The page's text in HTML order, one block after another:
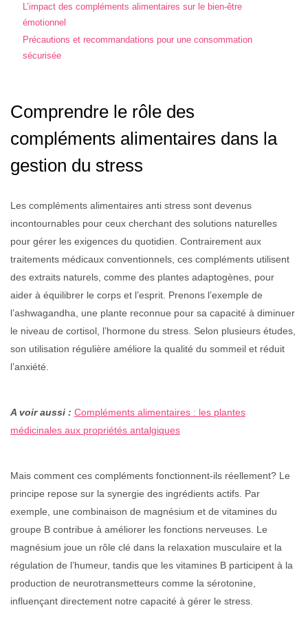
L’impact des compléments alimentaires sur le bien-être
émotionnel
Précautions et recommandations pour une consommation
sécurisée
Comprendre le rôle des
compléments alimentaires dans la
gestion du stress
Les compléments alimentaires anti stress sont devenus
incontournables pour ceux cherchant des solutions naturelles
pour gérer les exigences du quotidien. Contrairement aux
traitements médicaux conventionnels, ces compléments utilisent
des extraits naturels, comme des plantes adaptogènes, pour
aider à équilibrer le corps et l’esprit. Prenons l’exemple de
l’ashwagandha, une plante reconnue pour sa capacité à diminuer
le niveau de cortisol, l’hormone du stress. Selon plusieurs études,
son utilisation régulière améliore la qualité du sommeil et réduit
l’anxiété.
A voir aussi : Compléments alimentaires : les plantes
médicinales aux propriétés antalgiques
Mais comment ces compléments fonctionnent-ils réellement? Le
principe repose sur la synergie des ingrédients actifs. Par
exemple, une combinaison de magnésium et de vitamines du
groupe B contribue à améliorer les fonctions nerveuses. Le
magnésium joue un rôle clé dans la relaxation musculaire et la
régulation de l’humeur, tandis que les vitamines B participent à la
production de neurotransmetteurs comme la sérotonine,
influençant directement notre capacité à gérer le stress.